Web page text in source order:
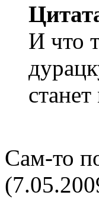
И что
Сам-то